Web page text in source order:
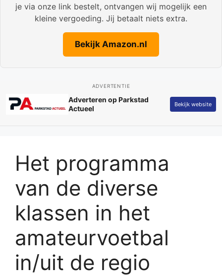
je via onze link bestelt, ontvangen wij mogelijk een
kleine vergoeding. Jij betaalt niets extra.
Bekijk Amazon.nl
ADVERTENTIE
Adverteren op Parkstad
Actueel
Bekijk website
Het programma
van de diverse
klassen in het
amateurvoetbal
in/uit de regio